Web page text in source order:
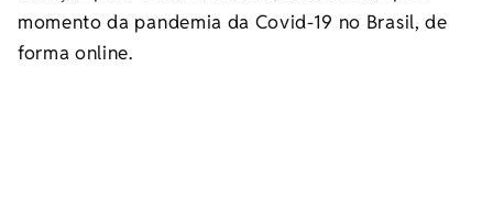
momento da pandemia da Covid-19 no Brasil, de
forma online.